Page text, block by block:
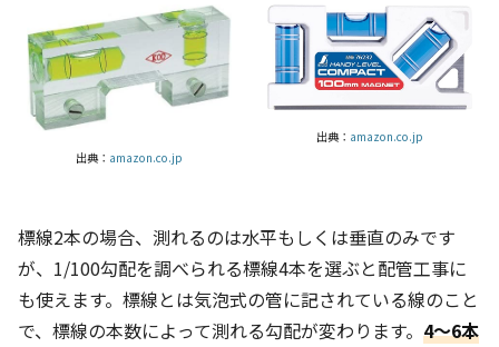
出典： amazon.co.jp
出典： amazon.co.jp
標線2本の場合、測れるのは水平もしくは垂直のみです
が、1/100勾配を調べられる標線4本を選ぶと配管工事に
も使えます。標線とは気泡式の管に記されている線のこと
で、標線の本数によって測れる勾配が変わります。 4〜6本